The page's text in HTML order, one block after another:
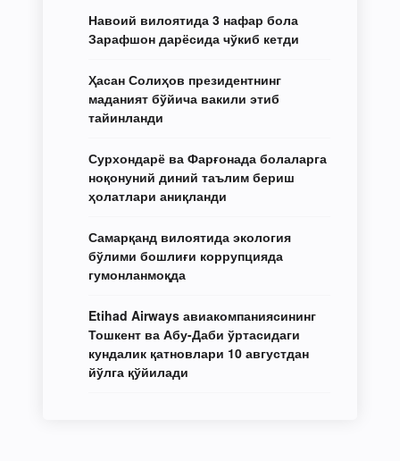
Навоий вилоятида 3 нафар бола
Зарафшон дарёсида чўкиб кетди
Ҳасан Солиҳов президентнинг
маданият бўйича вакили этиб
тайинланди
Сурхондарё ва Фарғонада болаларга
ноқонуний диний таълим бериш
ҳолатлари аниқланди
Самарқанд вилоятида экология
бўлими бошлиғи коррупцияда
гумонланмоқда
Etihad Airways авиакомпаниясининг
Тошкент ва Абу-Даби ўртасидаги
кундалик қатновлари 10 августдан
йўлга қўйилади